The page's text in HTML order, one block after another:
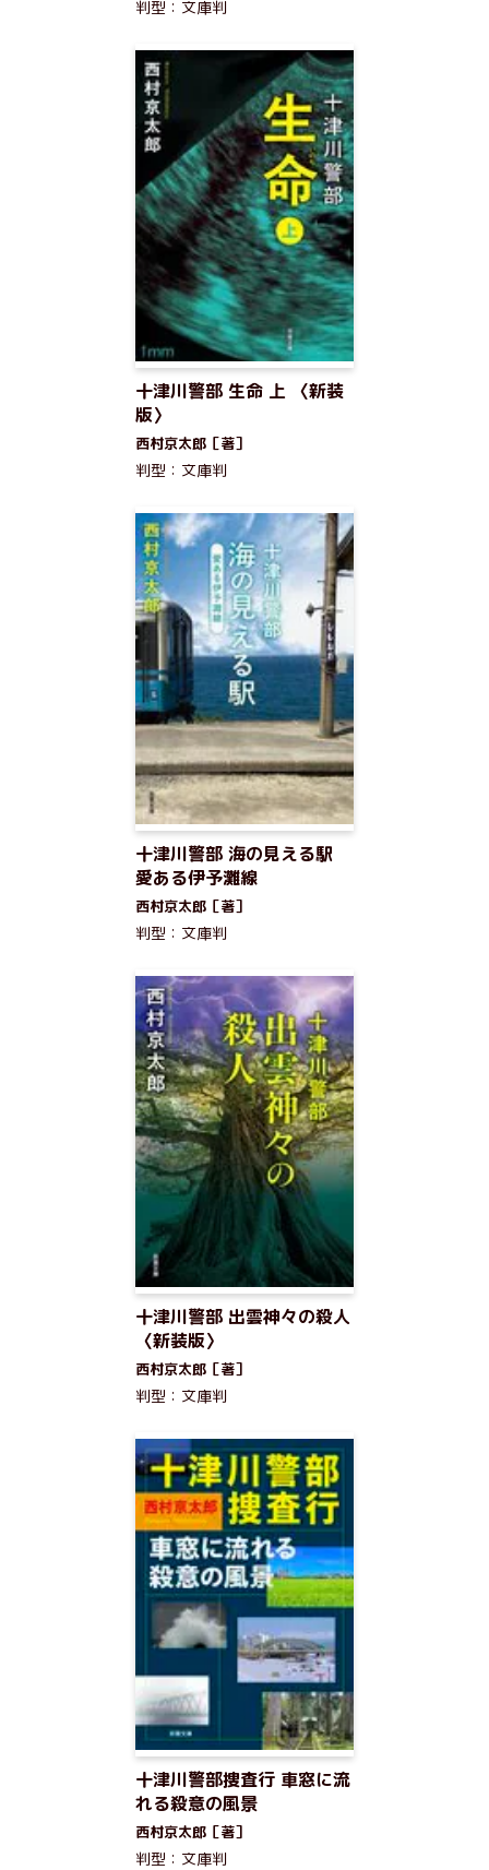
判型：文庫判
十津川警部 生命 上 〈新装
版〉
西村京太郎［著］
判型：文庫判
十津川警部 海の見える駅
愛ある伊予灘線
西村京太郎［著］
判型：文庫判
十津川警部 出雲神々の殺人
〈新装版〉
西村京太郎［著］
判型：文庫判
十津川警部捜査行 車窓に流
れる殺意の風景
西村京太郎［著］
判型：文庫判